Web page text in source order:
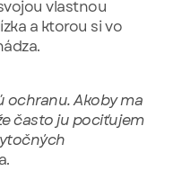
vlastnou
a ktorou si vo
ochranu. Akoby ma
často ju pociťujem